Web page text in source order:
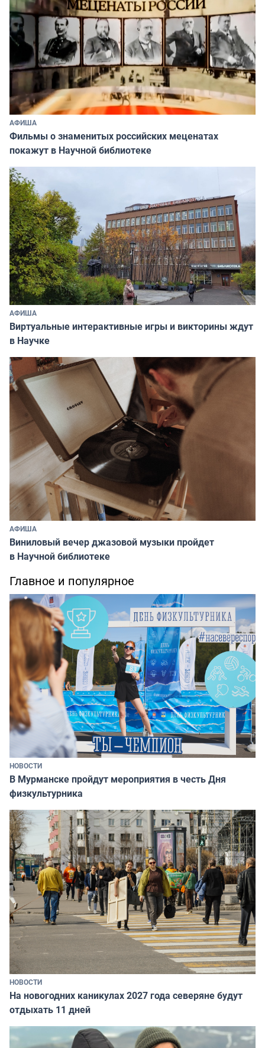
АФИША
Фильмы о знаменитых российских меценатах
покажут в Научной библиотеке
АФИША
Виртуальные интерактивные игры и викторины ждут
в Научке
АФИША
Виниловый вечер джазовой музыки пройдет
в Научной библиотеке
Главное и популярное
НОВОСТИ
В Мурманске пройдут мероприятия в честь Дня
физкультурника
НОВОСТИ
На новогодних каникулах 2027 года северяне будут
отдыхать 11 дней